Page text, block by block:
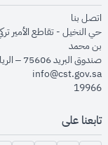
اتصل بنا
حي النخيل - تقاطع الأمير
بن محمد
صندوق البريد 75606 – الرياض 11588
info@cst.gov.sa
19966
تابعنا على